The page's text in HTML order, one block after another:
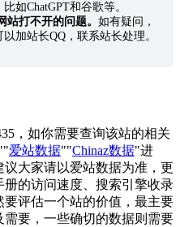
如ChatGPT和谷歌等。
站打不开的问题。 如有疑问，
加站长QQ，联系站长处理。
，如你需要查询该站的相关
爱站数据""Chinaz数据"进
大家请以爱站数据为准，更
的访问速度、搜索引擎收录
评估一个站的价值，最主要
要，一些确切的数据则需要